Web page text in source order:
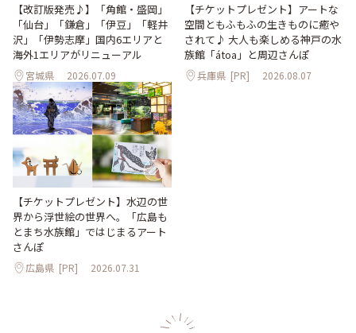
【改訂版発売♪】「角館・盛岡」
「仙台」「鎌倉」「伊豆」「軽井
沢」「伊勢志摩」国内6エリアと
海外1エリアがリニューアル
宮城県 2026.07.09
【チケットプレゼント】アートな
空間ともふもふの生きものに癒や
されて♪ 大人も楽しめる神戸の水
族館「átoa」と周辺さんぽ
兵庫県 [PR] 2026.08.07
【チケットプレゼント】水辺の世
界から浮世絵の世界へ。「広島も
とまち水族館」ではじまるアート
さんぽ
広島県 [PR] 2026.07.31